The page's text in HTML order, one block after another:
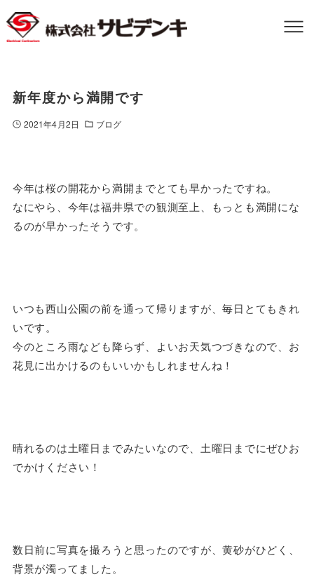
新年度から満開です
2021年4月2日 ブログ
今年は桜の開花から満開までとても早かったですね。
なにやら、今年は福井県での観測至上、もっとも満開にな
るのが早かったそうです。
いつも西山公園の前を通って帰りますが、毎日とてもきれ
いです。
今のところ雨なども降らず、よいお天気つづきなので、お
花見に出かけるのもいいかもしれませんね！
晴れるのは土曜日までみたいなので、土曜日までにぜひお
でかけください！
数日前に写真を撮ろうと思ったのですが、黄砂がひどく、
背景が濁ってました。